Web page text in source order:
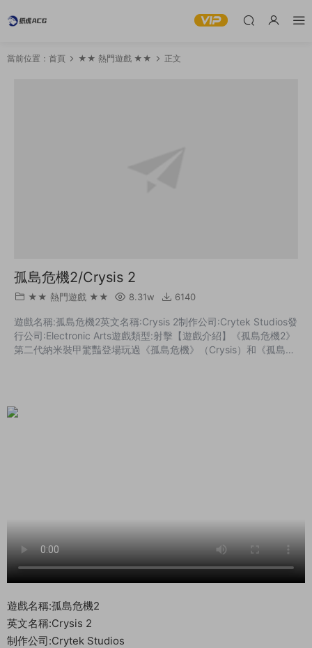
當前位置： 首頁 ★★ 熱門遊戲 ★★ 正文
孤島危機2/Crysis 2
★★ 熱門遊戲 ★★ 8.31w 6140
遊戲名稱:孤島危機2英文名稱:Crysis 2制作公司:Crytek Studios發
行公司:Electronic Arts遊戲類型:射擊【遊戲介紹】《孤島危機2》
第二代納米裝甲驚豔登場玩過《孤島危機》（Crysis）和《孤島危
自動增強戰鬥服：神經集成與人工智能伴侶”，縮寫
SECOND。 Cry...
遊戲名稱:孤島危機2
英文名稱:Crysis 2
制作公司:Crytek Studios